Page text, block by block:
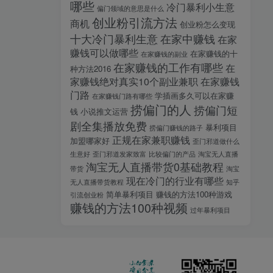
哪些 偏门领域的意思是什么 冷门暴利小生意
商机创业粉引流方法 创业粉怎么变现
十大冷门暴利生意 在家中赚钱 在家
赚钱可以做哪些 在家赚钱的副业 在家赚钱的十
种方法2016 在家赚钱的工作有哪些在
家赚钱绝对真实10个副业兼职 在家赚钱
门路 在家赚钱门路有哪些 学插画多久可以在家赚
钱 小说推文运营 捞偏门的人 捞偏门短
剧全集播放免费 捞偏门赚钱的路子 暴利项目
加盟哪家好 正规在家兼职赚钱 歪门邪道做什么
生意好 歪门邪道发家致富 比较偏门的产品 淘宝无人直播
带货 淘宝无人直播带货0基础教程 淘宝
无人直播带货教程 现在冷门的行业有哪些 知乎
引流创业粉 简单暴利项目 赚钱的方法100种游戏
赚钱的方法100种视频 过年暴利项目